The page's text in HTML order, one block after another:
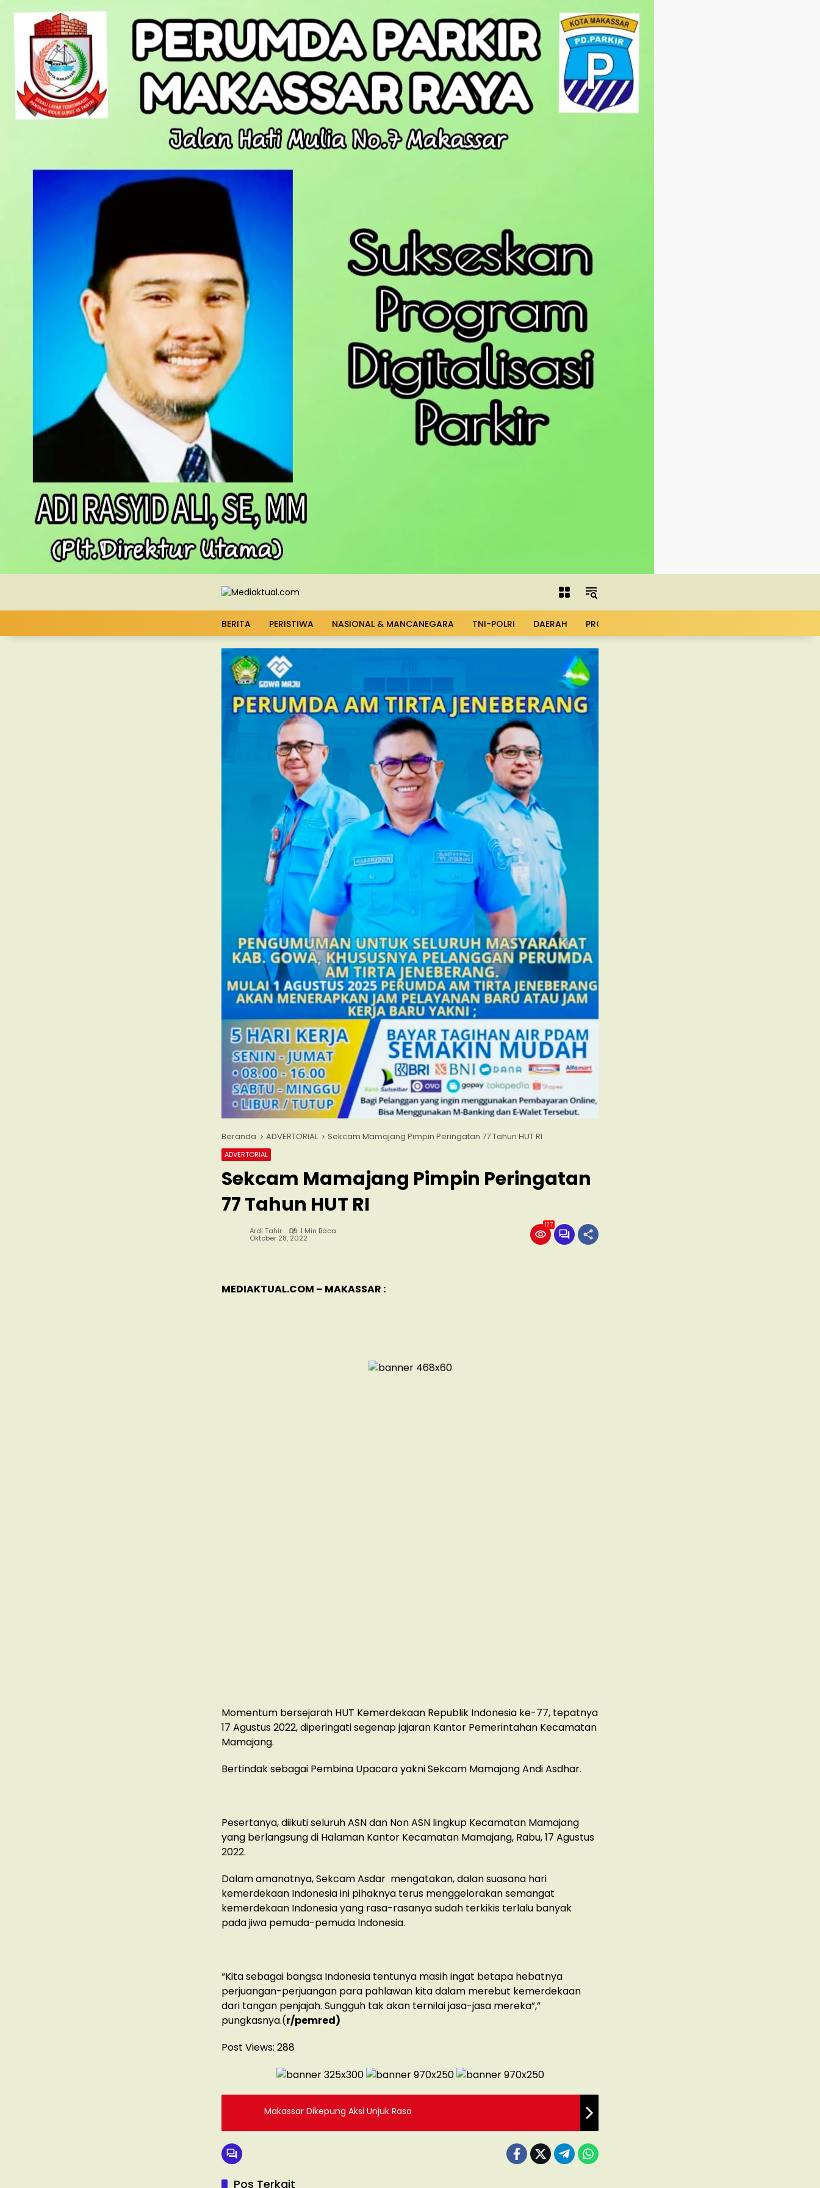
BERITA PERISTIWA NASIONAL & MANCANEGARA TNI-POLRI DAERAH PROFIL
Beranda ADVERTORIAL Sekcam Mamajang Pimpin Peringatan 77 Tahun HUT RI
ADVERTORIAL
Sekcam Mamajang Pimpin Peringatan
77 Tahun HUT RI
Ardi Tahir 1 Min Baca
Oktober 28, 2022
127
MEDIAKTUAL.COM – MAKASSAR :
Momentum bersejarah HUT Kemerdekaan Republik Indonesia ke-77, tepatnya
17 Agustus 2022, diperingati segenap jajaran Kantor Pemerintahan Kecamatan
Mamajang.
Bertindak sebagai Pembina Upacara yakni Sekcam Mamajang Andi Asdhar.
Pesertanya, diikuti seluruh ASN dan Non ASN lingkup Kecamatan Mamajang
yang berlangsung di Halaman Kantor Kecamatan Mamajang, Rabu, 17 Agustus
2022.
Dalam amanatnya, Sekcam Asdar mengatakan, dalan suasana hari
kemerdekaan Indonesia ini pihaknya terus menggelorakan semangat
kemerdekaan Indonesia yang rasa-rasanya sudah terkikis terlalu banyak
pada jiwa pemuda-pemuda Indonesia.
“Kita sebagai bangsa Indonesia tentunya masih ingat betapa hebatnya
perjuangan-perjuangan para pahlawan kita dalam merebut kemerdekaan
dari tangan penjajah. Sungguh tak akan ternilai jasa-jasa mereka”,”
pungkasnya.(r/pemred)
Post Views: 288
Makassar Dikepung Aksi Unjuk Rasa
Pos Terkait
ADVERTORIAL